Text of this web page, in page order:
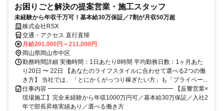
お困りごと解決の提案営業・施工スタッフ
未経験から年収千万可！基本給30万保証／7割が月収50万超
株式会社RSX
交通・アクセス 直行直帰
月給201,000円～211,000円
岡山県岡山市中区
勤務時間詳細 実働時間：1日あたり8時間 平均勤務日数：1ヶ月あた
り20日 〜 22日 【あなたのライフスタイルに合わせて選べる2つの働
き方】 当社では、「とにかくがっつり稼ぎたい方」も「プライベー...
仕事内容 ━━━━━━━━━━━━━━━━━━━━━ 【反響営業×
現場施工】完全未経験から年収1000万円可／基本給30万保証／入社2
年で部長昇格実績あり／選べる働き方